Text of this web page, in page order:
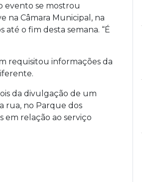
evento se mostrou
na Câmara Municipal, na
o fim desta semana. “É
requisitou informações da
da divulgação de um
rua, no Parque dos
em relação ao serviço